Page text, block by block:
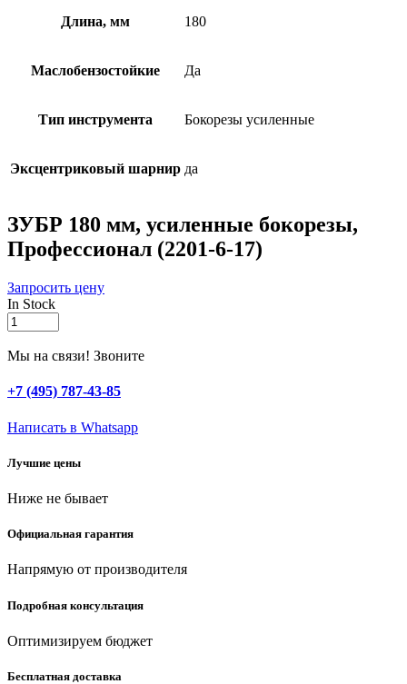
Длина, мм 180
Маслобензостойкие Да
Тип инструмента Бокорезы усиленные
Эксцентриковый шарнир да
ЗУБР 180 мм, усиленные бокорезы,
Профессионал (2201-6-17)
Запросить цену
In Stock
ЗУБР
180
мм,
бокорезы,
Профессионал
6-
quantity
Мы на связи! Звоните
+7 (495) 787-43-85
Написать в Whatsapp
Лучшие цены
Ниже не бывает
Официальная гарантия
Напрямую от производителя
Подробная консультация
Оптимизируем бюджет
Бесплатная доставка